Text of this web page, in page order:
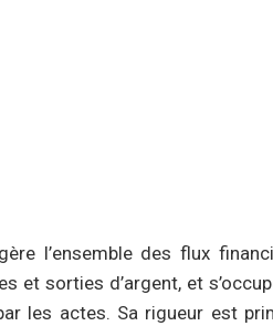
l’ensemble des flux
et sorties d’argent, et
les actes. Sa rigueur est